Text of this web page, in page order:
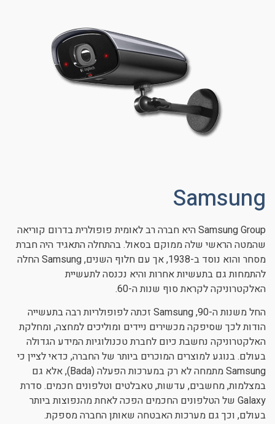
Samsung
Samsung Group היא חברה רב לאומית פופולרית בדרום קוריאה
שהמטה הראשי שלה ממוקם בסאול. בהתחלה התאגיד היה חברת
מסחר והוא נוסד ב-1938, אך עם חלוף השנים, Samsung החלה
להתמחות גם בתעשיות אחרות והיא נכנסה לתעשיית
האלקטרוניקה לקראת סוף שנות ה-60.
החל משנות ה-90, Samsung זכתה לפופולריות רבה בתעשייה
הודות לכך שסיפקה מכשירים ניידים ומוליכים למחצה, ומחלקת
האלקטרוניקה נחשבת כיום לחברת טכנולוגיות המידע הגדולה
בעולם. בנוגע למוצרים המוכרים ביותר של החברה, כדאי לציין כי
Samsung מתמחה לא רק במערכות הפעלה (Bada), אלא גם
במצלמות, מחשבים, עדשות, טאבלטים וטלפונים חכמים. סדרת
Galaxy של הטלפונים החכמים הפכה לאחת מהנפוצות ביותר
בעולם, וכך גם מערכות האבטחה שאותן החברה מספקת.